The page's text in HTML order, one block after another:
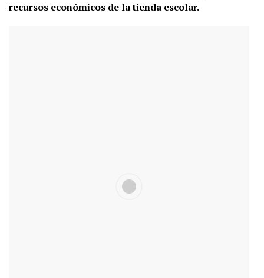
recursos económicos de la tienda escolar.